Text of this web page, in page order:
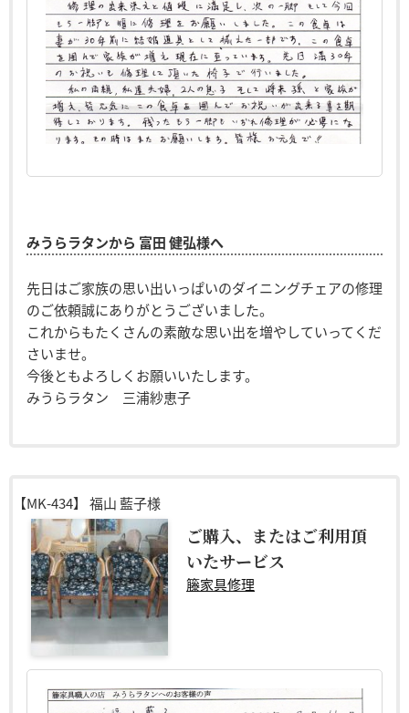
みうらラタンから 富田 健弘様へ
先日はご家族の思い出いっぱいのダイニングチェアの修理
のご依頼誠にありがとうございました。
これからもたくさんの素敵な思い出を増やしていってくだ
さいませ。
今後ともよろしくお願いいたします。
みうらラタン 三浦紗恵子
【MK-434】 福山 藍子様
ご購入、またはご利用頂
いたサービス
籐家具修理